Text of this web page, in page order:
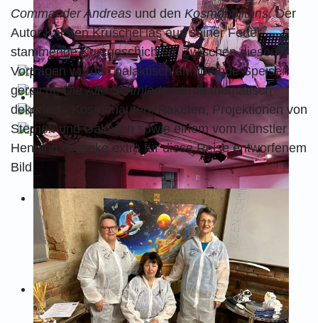
Commander Andreas und den Kosmopolitans. Der
Autor Karsten Kruschel las aus seiner Feder
stammende Kurzgeschichten. Zwischen diesen
Vorträgen wurden galaktisch anmutende Speisen
gereicht. DieAlte Schmiedewurde thematisch
dekoriert - Kosmonauten, Raketen, Projektionen von
Sternen und Galaxien sowie einem vom Künstler
Henning Gieseke extra für diese Reise entworfenem
Bild.